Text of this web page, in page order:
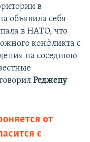
в
объявила себя
в НАТО, что
конфликта с
на соседнюю
Реджепу
от
с